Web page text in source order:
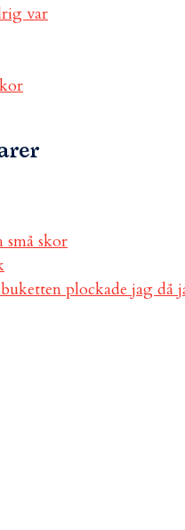
var
små skor
plockade jag